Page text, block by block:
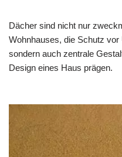
Dächer sind nicht nur
Wohnhauses, die Schutz
sondern auch zentrale
Design eines Haus prägen.